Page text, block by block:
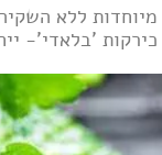
ללא
'בלאדי'-